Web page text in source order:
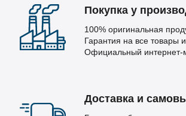
Покупка у
100% оригинальная
Гарантия на все товары и
Официальный интернет-
Доставка и